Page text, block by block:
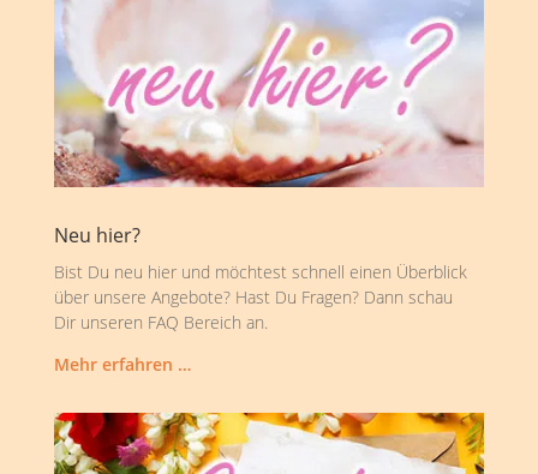
Neu hier?
Bist Du neu hier und möchtest schnell einen Überblick
über unsere Angebote? Hast Du Fragen? Dann schau
Dir unseren FAQ Bereich an.
Mehr erfahren …